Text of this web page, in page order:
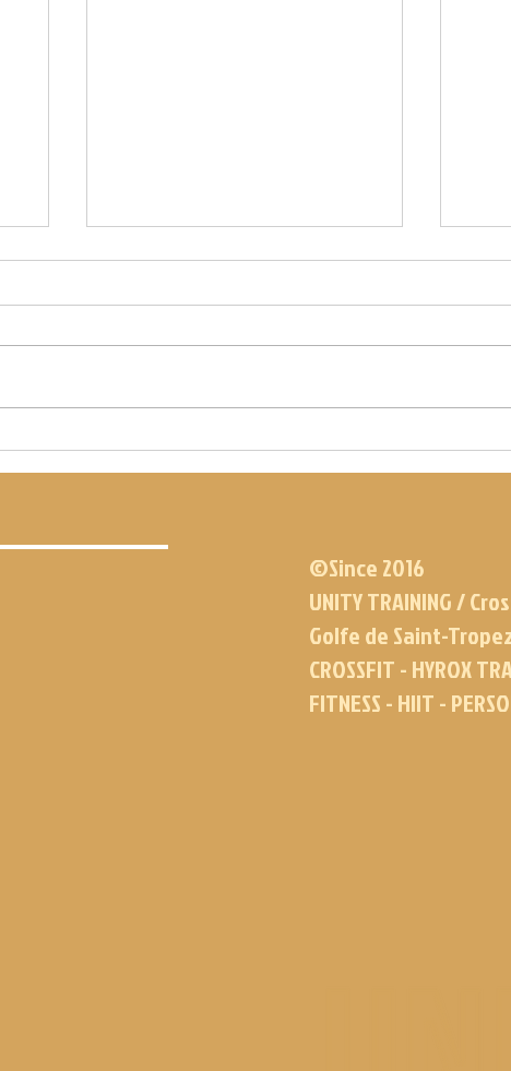
WOD DU 15.07.21 WOD
©Since 2016
UNITY TRAINING /
Golfe de Saint-Tropez
CROSSFIT - HYROX
FITNESS - HIIT -